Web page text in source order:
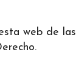
web de las